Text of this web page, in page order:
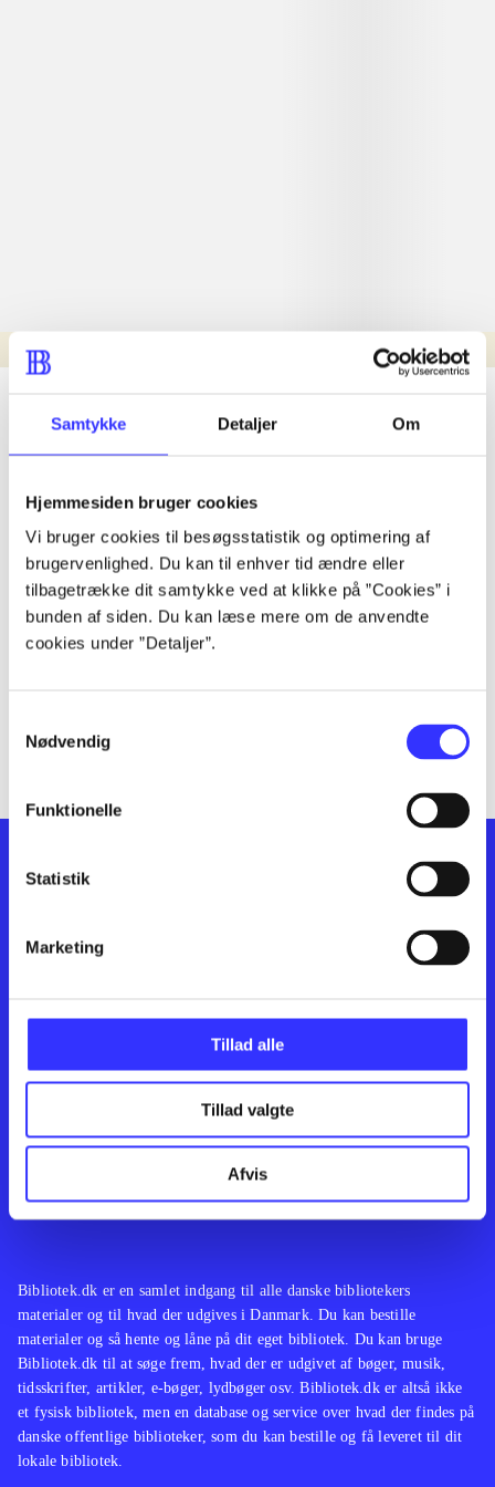
Samtykke Detaljer Om
Hjemmesiden bruger cookies
Vi bruger cookies til besøgsstatistik og optimering af
brugervenlighed. Du kan til enhver tid ændre eller
tilbagetrække dit samtykke ved at klikke på ”Cookies” i
bunden af siden. Du kan læse mere om de anvendte
cookies under ”Detaljer”.
Nødvendig
Funktionelle
Statistik
Marketing
Tillad alle
Tillad valgte
Afvis
Nyhed
lorem ipsum dolor sit amet ...
lorem ipsum dolor sit amet ...
lorem ipsum dolor sit amet ...
lorem ipsum dolor sit amet ...
lorem ipsum dolor sit amet ...
lorem ipsum dolor sit amet ...
lorem ipsum dolor sit amet ...
Feedback
Bibliotek.dk er en samlet indgang til alle danske bibliotekers
materialer og til hvad der udgives i Danmark. Du kan bestille
materialer og så hente og låne på dit eget bibliotek. Du kan bruge
Bibliotek.dk til at søge frem, hvad der er udgivet af bøger, musik,
tidsskrifter, artikler, e-bøger, lydbøger osv. Bibliotek.dk er altså ikke
et fysisk bibliotek, men en database og service over hvad der findes på
danske offentlige biblioteker, som du kan bestille og få leveret til dit
lokale bibliotek.
Kontakt os
English
Artikler
Film
Musik
Noder